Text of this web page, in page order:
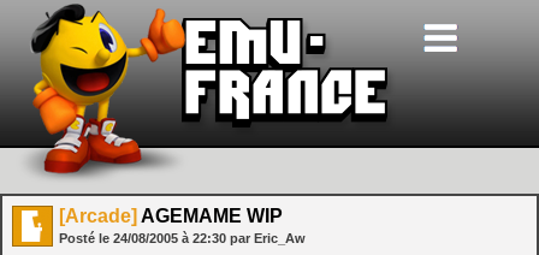
[Arcade] AGEMAME WIP
Posté le 24/08/2005 à 22:30 par Eric_Aw